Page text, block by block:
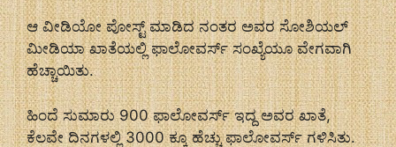
ಆ ವೀಡಿಯೋ ಪೋಸ್ಟ್ ಮಾಡಿದ ನಂತರ ಅವರ ಸೋಶಿಯಲ್
ಮೀಡಿಯಾ ಖಾತೆಯಲ್ಲಿ ಫಾಲೋವರ್ಸ್ ಸಂಖ್ಯೆಯೂ ವೇಗವಾಗಿ
ಹೆಚ್ಚಾಯಿತು.
ಹಿಂದೆ ಸುಮಾರು 900 ಫಾಲೋವರ್ಸ್ ಇದ್ದ ಅವರ ಖಾತೆ,
ಕೆಲವೇ ದಿನಗಳಲ್ಲಿ 3000 ಕ್ಕೂ ಹೆಚ್ಚು ಫಾಲೋವರ್ಸ್ ಗಳಿಸಿತು.